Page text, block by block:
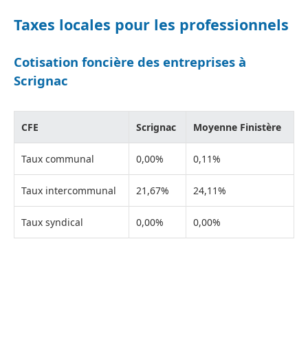
Taxes locales pour les professionnels
Cotisation foncière des entreprises à
Scrignac
CFE Scrignac Moyenne Finistère
Taux communal 0,00% 0,11%
Taux intercommunal 21,67% 24,11%
Taux syndical 0,00% 0,00%